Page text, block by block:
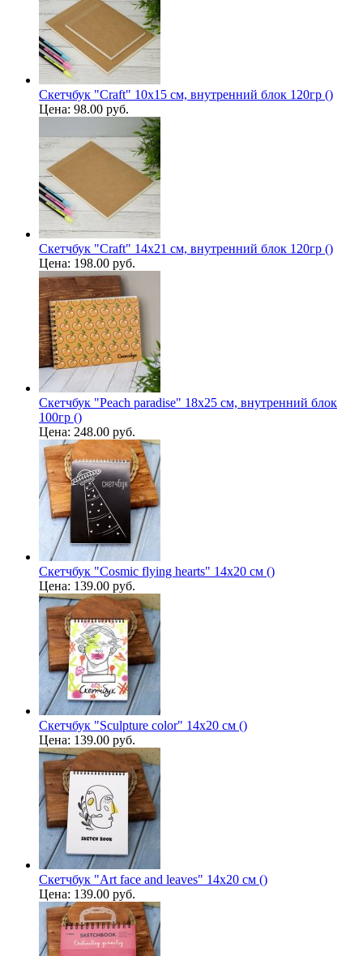
Скетчбук "Craft" 10х15 см, внутренний блок 120гр ()
Цена: 98.00 руб.
Скетчбук "Craft" 14х21 см, внутренний блок 120гр ()
Цена: 198.00 руб.
Скетчбук "Peach paradise" 18х25 см, внутренний блок
100гр ()
Цена: 248.00 руб.
Скетчбук "Cosmic flying hearts" 14х20 см ()
Цена: 139.00 руб.
Скетчбук "Sculpture color" 14х20 см ()
Цена: 139.00 руб.
Скетчбук "Art face and leaves" 14х20 см ()
Цена: 139.00 руб.